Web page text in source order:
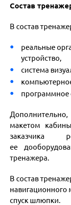
Состав
В состав
реальные
устройство,
система
программное
макетом
заказчика
ее
тренажера.
В состав
навигационного
спуск шлюпки.